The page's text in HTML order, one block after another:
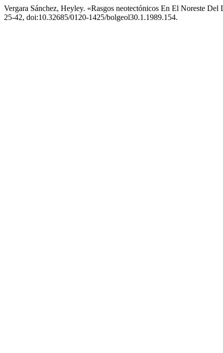
Vergara Sánchez, Heyley. «Rasgos neotectónicos En El Noreste
25-42, doi:10.32685/0120-1425/bolgeol30.1.1989.154.